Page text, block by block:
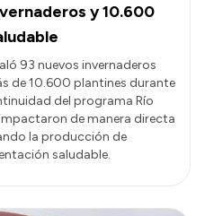
y 10.600
93 nuevos invernaderos
de 10.600 plantines durante
del programa Río
de manera directa
la producción de
saludable.